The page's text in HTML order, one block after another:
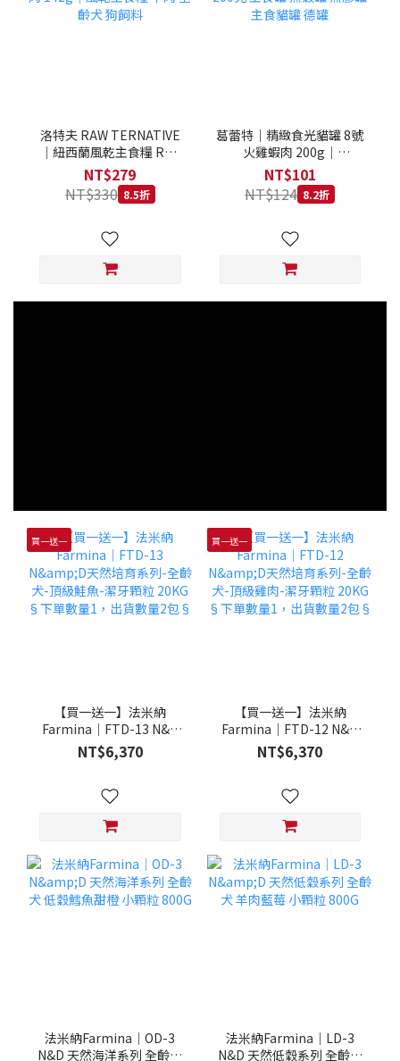
洛特夫 RAW TERNATIVE
｜紐西蘭風乾主食糧 RT3
羊肉 142g｜風乾主食糧 羊
肉 全齡犬 狗飼料
NT$279
NT$330 8.5折
葛蕾特｜精緻食光貓罐 8號
火雞蝦肉 200g｜
GranataPet 200克 主食罐
無穀罐 無膠罐 主食貓罐 德
罐
NT$101
NT$124 8.2折
買一送一
【買一送一】法米納
Farmina｜FTD-13 N&D
天然培育系列-全齡犬-頂級
鮭魚-潔牙顆粒 20KG §下
NT$6,370
買一送一
【買一送一】法米納
Farmina｜FTD-12 N&D
天然培育系列-全齡犬-頂級
雞肉-潔牙顆粒 20KG §下
NT$6,370
法米納Farmina｜OD-3
N&D 天然海洋系列 全齡犬
法米納Farmina｜LD-3
N&D 天然低穀系列 全齡犬